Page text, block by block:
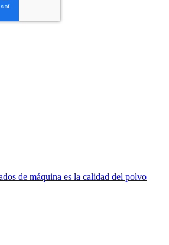
de máquina es la calidad del polvo